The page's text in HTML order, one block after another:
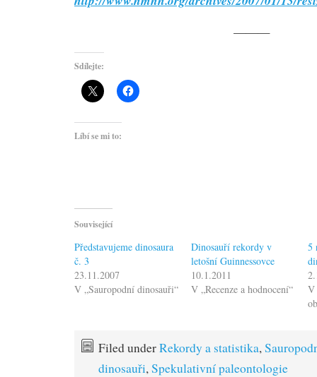
———
Sdílejte:
Líbí se mi to:
Související
Představujeme dinosaura
č. 3
23.11.2007
V „Sauropodní dinosauři“
Dinosauří rekordy v
letošní Guinnessovce
10.1.2011
V „Recenze a hodnocení“
5
V
Filed underRekordy a statistika,
dinosauři, Spekulativní paleontologie